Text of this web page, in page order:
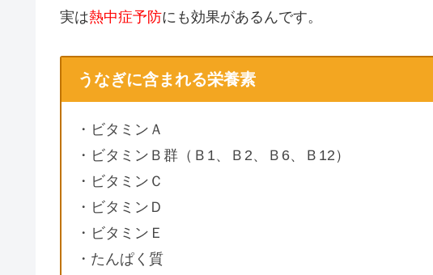
実は熱中症予防にも効果があるんです。
うなぎに含まれる栄養素
・ビタミンＡ
・ビタミンＢ群（Ｂ1、Ｂ2、Ｂ6、Ｂ12）
・ビタミンＣ
・ビタミンＤ
・ビタミンＥ
・たんぱく質